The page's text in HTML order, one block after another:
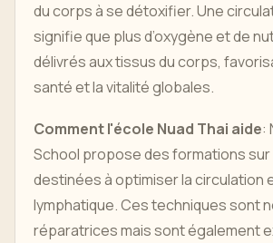
du corps à se détoxifier. Une
signifie que plus d’oxygène et de
délivrés aux tissus du corps,
santé et la vitalité globales.
Comment l'école Nuad Thai aide:
School propose des formations
destinées à optimiser la circulation
lymphatique. Ces techniques sont
réparatrices mais sont également